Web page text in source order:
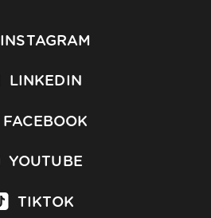
INSTAGRAM
LINKEDIN
FACEBOOK
YOUTUBE
TIKTOK